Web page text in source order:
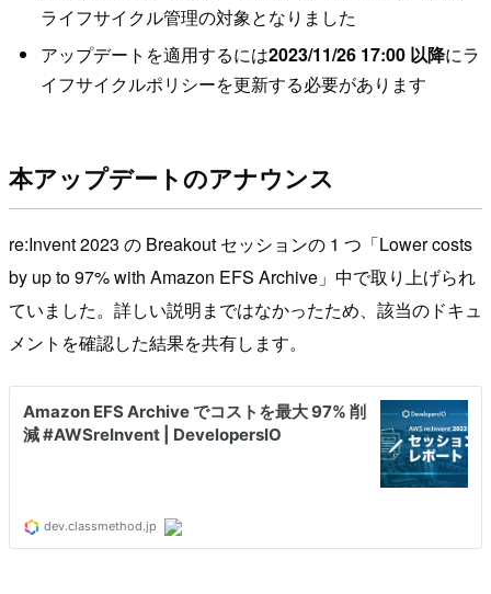
ライフサイクル管理の対象となりました
アップデートを適用するには2023/11/26 17:00 以降にラ
イフサイクルポリシーを更新する必要があります
本アップデートのアナウンス
re:Invent 2023 の Breakout セッションの 1 つ「Lower costs
by up to 97% with Amazon EFS Archive」中で取り上げられ
ていました。詳しい説明まではなかったため、該当のドキュ
メントを確認した結果を共有します。